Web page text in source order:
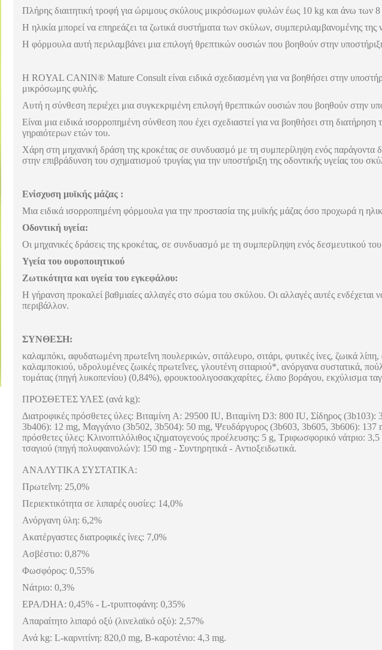
Πλήρης διαιτητική τροφή για ώριμους σκύλους μικρόσωμων φυλών έως 10 kg και άνω των
Η ηλικία μπορεί να επηρεάζει τα ζωτικά συστήματα των σκύλων, συμπεριλαμβανομένης της
Η φόρμουλα αυτή περιλαμβάνει μια επιλογή θρεπτικών ουσιών που βοηθούν στην
Η ROYAL CANIN® Mature Consult είναι ειδικά σχεδιασμένη για να βοηθήσει στην
μικρόσωμης φυλής.
Αυτή η σύνθεση περιέχει μια συγκεκριμένη επιλογή θρεπτικών ουσιών που βοηθούν στην
Είναι μια ειδικά ισορροπημένη σύνθεση που έχει σχεδιαστεί για να βοηθήσει στη
γηραιότερων ετών του.
Χάρη στη μηχανική δράση της κροκέτας σε συνδυασμό με τη συμπερίληψη ενός
στην επιβράδυνση του σχηματισμού τρυγίας για την υποστήριξη της οδοντικής υγείας του
Ενίσχυση μυϊκής μάζας :
Μια ειδικά ισορροπημένη φόρμουλα για την προστασία της μυϊκής μάζας όσο προχωρά η
Οδοντική υγεία:
Οι μηχανικές δράσεις της κροκέτας, σε συνδυασμό με τη συμπερίληψη ενός δεσμευτικού
Υγεία του ουροποιητικού
Ζωτικότητα και υγεία του εγκεφάλου:
Η γήρανση προκαλεί βαθμιαίες αλλαγές στο σώμα του σκύλου. Οι αλλαγές αυτές ενδέχεται
περιβάλλον.
ΣΥΝΘΕΣΗ:
καλαμπόκι, αφυδατωμένη πρωτεΐνη πουλερικών, σιτάλευρο, σιτάρι, φυτικές ίνες, ζωικά
καλαμποκιού, υδρολυμένες ζωικές πρωτεΐνες, γλουτένη σιταριού*, ανόργανα συστατικά,
τομάτας (πηγή λυκοπενίου) (0,84%), φρουκτοολιγοσακχαρίτες, έλαιο βοράγου, εκχύλισμα
ΠΡΟΣΘΕΤΕΣ ΥΛΕΣ (ανά kg):
Διατροφικές πρόσθετες ύλες: Βιταμίνη A: 29500 IU, Βιταμίνη D3: 800 IU, Σίδηρος
3b406): 12 mg, Μαγγάνιο (3b502, 3b504): 50 mg, Ψευδάργυρος (3b603, 3b605, 3b606): 137
πρόσθετες ύλες: Κλινοπτιλόλιθος ιζηματογενούς προέλευσης: 5 g, Τριφωσφορικό νάτριο:
τσαγιού (πηγή πολυφαινολών): 150 mg - Συντηρητικά - Αντιοξειδωτικά.
ΑΝΑΛΥΤΙΚΑ ΣΥΣΤΑΤΙΚΑ:
Πρωτεΐνη: 25,0%
Περιεκτικότητα σε λιπαρές ουσίες: 14,0%
Ανόργανη ύλη: 6,2%
Ακατέργαστες διατροφικές ίνες: 7,0%
Ασβέστιο: 0,87%
Φωσφόρος: 0,55%
Νάτριο: 0,3%
EPA/DHA: 0,45% - L-τρυπτοφάνη: 0,35%
Απαραίτητο λιπαρό οξύ (λινελαϊκό οξύ): 2,57%
Ανά kg: L-καρνιτίνη: 820,0 mg, Β-καροτένιο: 4,3 mg.